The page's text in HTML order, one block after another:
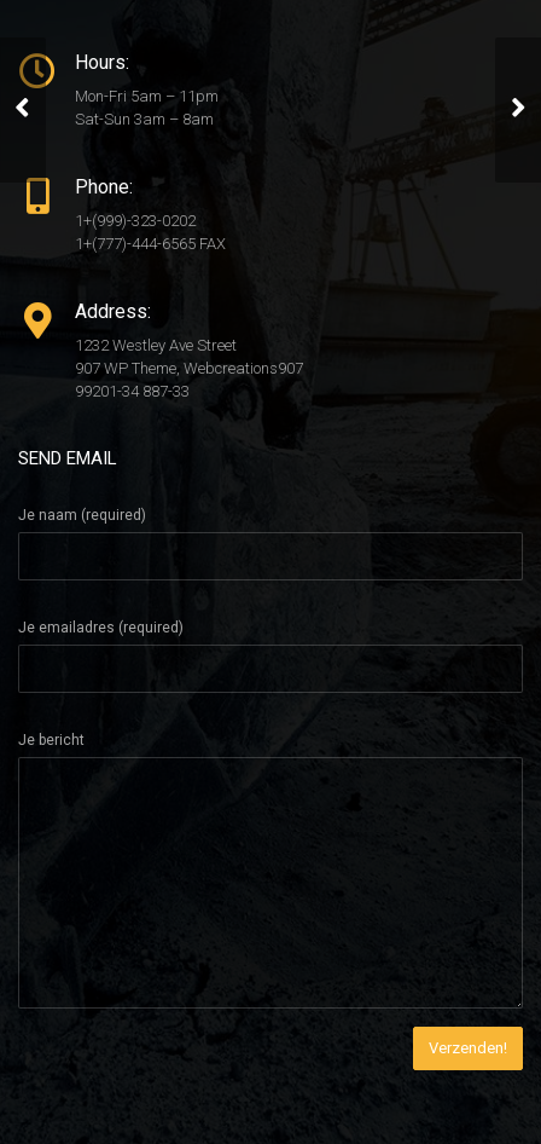
The Landers Resident
Hours:
Mon-Fri 5am – 11pm
Sat-Sun 3am – 8am
Phone:
1+(999)-323-0202
1+(777)-444-6565 FAX
Address:
1232 Westley Ave Street
907 WP Theme, Webcreations907
99201-34 887-33
SEND EMAIL
Je naam (required)
Je emailadres (required)
Je bericht